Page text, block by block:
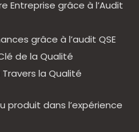
Entreprise grâce à l’Audit
grâce à l’audit QSE
de la Qualité
Travers la Qualité
produit dans l’expérience